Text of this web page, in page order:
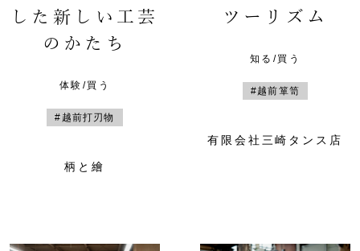
した新しい工芸
のかたち
体験/買う
#越前打刃物
柄と繪
ツーリズム
知る/買う
#越前箪笥
有限会社三崎タンス店